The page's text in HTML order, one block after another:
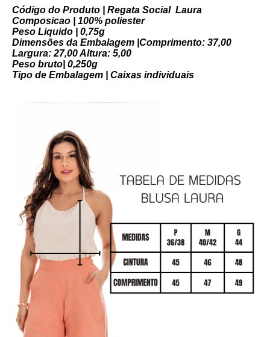
Código do Produto | Regata Social Laura
Composicao | 100% poliester
Peso Liquido | 0,75g
Dimensões da Embalagem |Comprimento: 37,00
Largura: 27,00 Altura: 5,00
Peso bruto| 0,250g
Tipo de Embalagem | Caixas individuais